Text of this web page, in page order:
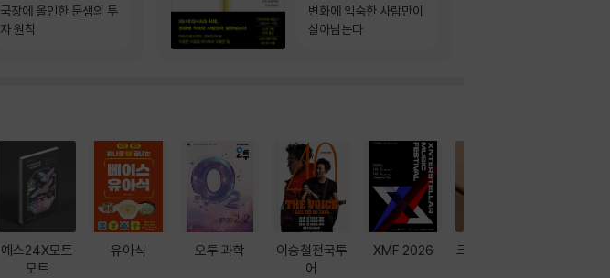
국장에 올인한 문샘의 투
자 원칙
변화에 익숙한 사람만이
살아남는다
예스24X모트
모트
유아식 오투 과학
이승철전국투
어
XMF 2026
크레마 이북 리